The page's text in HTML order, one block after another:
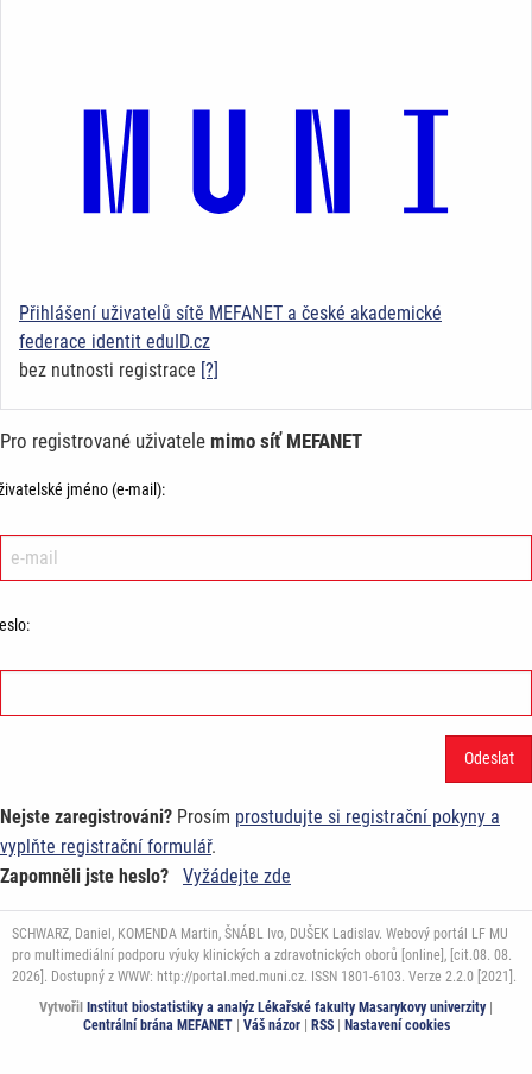
Přihlášení uživatelů sítě MEFANET a české akademické
federace identit eduID.cz
bez nutnosti registrace [?]
Pro registrované uživatele mimo síť MEFANET
jméno (e-mail):
Nejste zaregistrováni? Prosím prostudujte si registrační pokyny a
vyplňte registrační formulář.
Zapomněli jste heslo?
Vyžádejte zde
SCHWARZ, Daniel, KOMENDA Martin, ŠNÁBL Ivo, DUŠEK Ladislav. Webový portál LF MU
pro multimediální podporu výuky klinických a zdravotnických oborů [online], [cit.08. 08.
2026]. Dostupný z WWW: http://portal.med.muni.cz. ISSN 1801-6103. Verze 2.2.0 [2021].
Vytvořil
Institut biostatistiky a analýz Lékařské fakulty Masarykovy univerzity|
Centrální brána MEFANET| Váš názor| RSS| Nastavení cookies